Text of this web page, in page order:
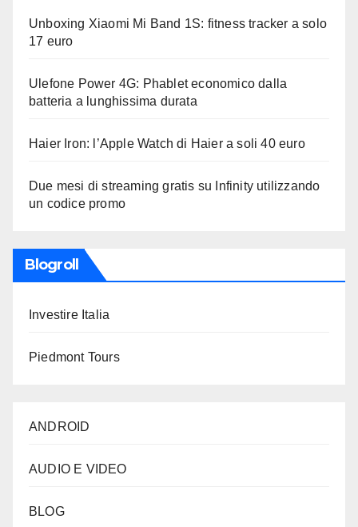
Unboxing Xiaomi Mi Band 1S: fitness tracker a solo
17 euro
Ulefone Power 4G: Phablet economico dalla
batteria a lunghissima durata
Haier Iron: l’Apple Watch di Haier a soli 40 euro
Due mesi di streaming gratis su Infinity utilizzando
un codice promo
Blogroll
Investire Italia
Piedmont Tours
ANDROID
AUDIO E VIDEO
BLOG